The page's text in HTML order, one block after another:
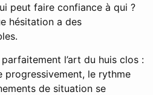
peut faire confiance à qui ?
hésitation a des
l’art du huis clos :
progressivement, le rythme
de situation se